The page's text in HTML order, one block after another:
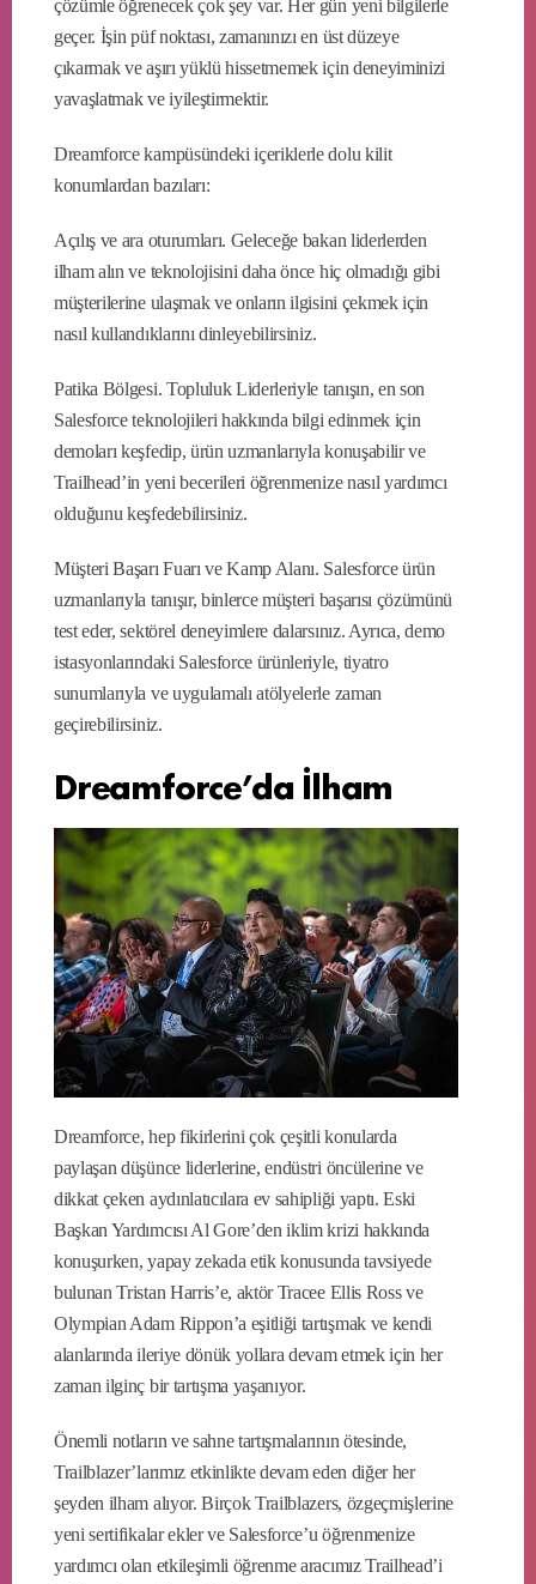
çözümle öğrenecek çok şey var. Her gün yeni bilgilerle
geçer. İşin püf noktası, zamanınızı en üst düzeye
çıkarmak ve aşırı yüklü hissetmemek için deneyiminizi
yavaşlatmak ve iyileştirmektir.
Dreamforce kampüsündeki içeriklerle dolu kilit
konumlardan bazıları:
Açılış ve ara oturumları. Geleceğe bakan liderlerden
ilham alın ve teknolojisini daha önce hiç olmadığı gibi
müşterilerine ulaşmak ve onların ilgisini çekmek için
nasıl kullandıklarını dinleyebilirsiniz.
Patika Bölgesi. Topluluk Liderleriyle tanışın, en son
Salesforce teknolojileri hakkında bilgi edinmek için
demoları keşfedip, ürün uzmanlarıyla konuşabilir ve
Trailhead’in yeni becerileri öğrenmenize nasıl yardımcı
olduğunu keşfedebilirsiniz.
Müşteri Başarı Fuarı ve Kamp Alanı. Salesforce ürün
uzmanlarıyla tanışır, binlerce müşteri başarısı çözümünü
test eder, sektörel deneyimlere dalarsınız. Ayrıca, demo
istasyonlarındaki Salesforce ürünleriyle, tiyatro
sunumlarıyla ve uygulamalı atölyelerle zaman
geçirebilirsiniz.
Dreamforce’da İlham
Dreamforce, hep fikirlerini çok çeşitli konularda
paylaşan düşünce liderlerine, endüstri öncülerine ve
dikkat çeken aydınlatıcılara ev sahipliği yaptı. Eski
Başkan Yardımcısı Al Gore’den iklim krizi hakkında
konuşurken, yapay zekada etik konusunda tavsiyede
bulunan Tristan Harris’e, aktör Tracee Ellis Ross ve
Olympian Adam Rippon’a eşitliği tartışmak ve kendi
alanlarında ileriye dönük yollara devam etmek için her
zaman ilginç bir tartışma yaşanıyor.
Önemli notların ve sahne tartışmalarının ötesinde,
Trailblazer’larımız etkinlikte devam eden diğer her
şeyden ilham alıyor. Birçok Trailblazers, özgeçmişlerine
yeni sertifikalar ekler ve Salesforce’u öğrenmenize
yardımcı olan etkileşimli öğrenme aracımız Trailhead’i